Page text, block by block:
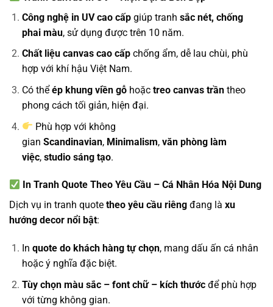
Công nghệ in UV cao cấpgiúp tranh sắc nét, chống
phai màu, sử dụng được trên 10 năm.
Chất liệu canvas cao cấpchống ẩm, dễ lau chùi, phù
hợp với khí hậu Việt Nam.
Có thểép khung viền gỗhoặc treo canvas trầntheo
phong cách tối giản, hiện đại.
Phù hợp với không
gian Scandinavian, Minimalism, văn phòng làm
việc, studio sáng tạo.
In Tranh Quote Theo Yêu Cầu – Cá Nhân Hóa Nội Dung
Dịch vụ in tranh quote theo yêu cầu riêng đang là xu
hướng decor nổi bật:
In quote do khách hàng tự chọn, mang dấu ấn cá nhân
hoặc ý nghĩa đặc biệt.
Tùy chọn màu sắc – font chữ – kích thướcđể phù hợp
với từng không gian.